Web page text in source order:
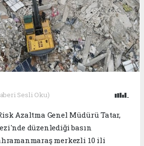
Sesli Oku)
Azaltma Genel Müdürü Tatar,
düzenlediği basın
merkezli 10 ili